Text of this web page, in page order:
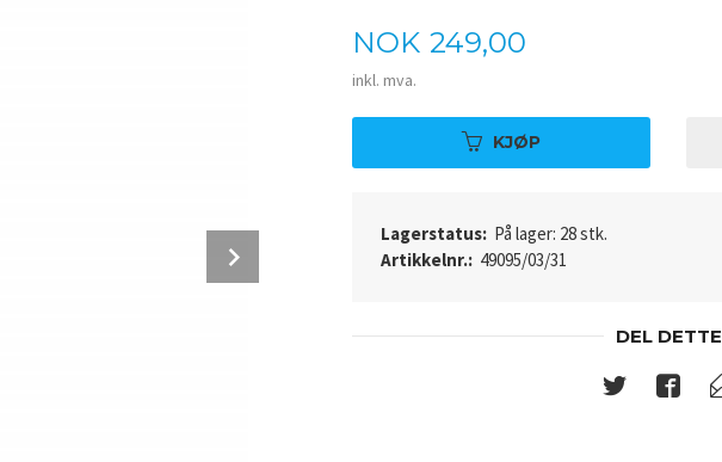
Pris
NOK 249,00
inkl. mva.
KJØP
Lagerstatus: På lager: 28 stk.
Artikkelnr.: 49095/03/31
DEL DETTE